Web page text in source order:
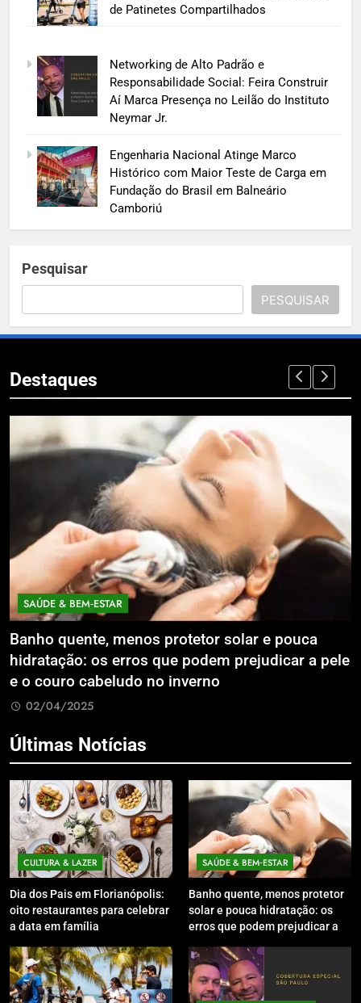
de Patinetes Compartilhados
Networking de Alto Padrão e
Responsabilidade Social: Feira Construir
Aí Marca Presença no Leilão do Instituto
Neymar Jr.
Engenharia Nacional Atinge Marco
Histórico com Maior Teste de Carga em
Fundação do Brasil em Balneário
Camboriú
Pesquisar
PESQUISAR
Destaques
SAÚDE & BEM‑ESTAR
Banho quente, menos protetor solar e pouca
hidratação: os erros que podem prejudicar a pele
e o couro cabeludo no inverno
02/04/2025
Últimas Notícias
CULTURA & LAZER
Dia dos Pais em Florianópolis:
oito restaurantes para celebrar
a data em família
SAÚDE & BEM‑ESTAR
Banho quente, menos protetor
solar e pouca hidratação: os
erros que podem prejudicar a
inverno